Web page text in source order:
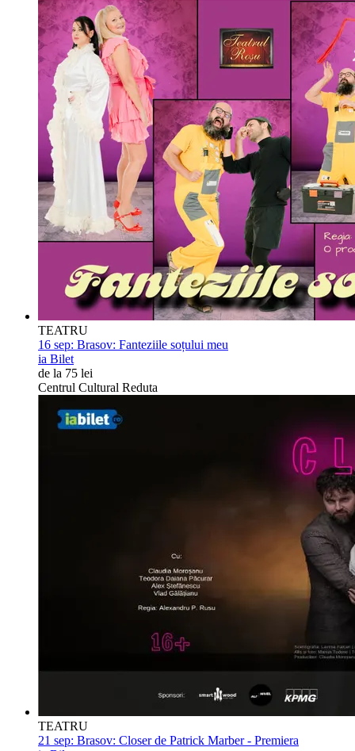
TEATRU
16 sep: Brasov: Fanteziile soțului meu
ia Bilet
de la 75 lei
Centrul Cultural Reduta
TEATRU
21 sep: Brasov: Closer de Patrick Marber - Premiera